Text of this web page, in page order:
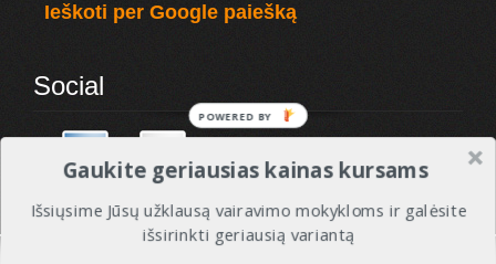
Ieškoti per Google paiešką
Social
Gaukite geriausias kainas kursams
Išsiųsime Jūsų užklausą vairavimo mokykloms ir galėsite
išsirinkti geriausią variantą
POWERED
BY